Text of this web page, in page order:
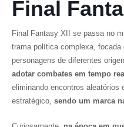
Final
Final Fantasy XII se passa no
trama política complexa,
personagens de diferentes
adotar combates em tempo
eliminando encontros aleatórios
estratégico, sendo um marca